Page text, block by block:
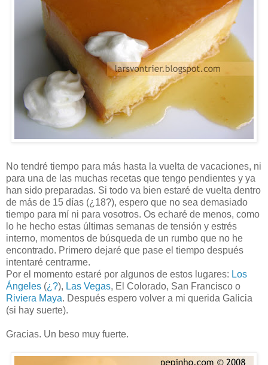
No tendré tiempo para más hasta la vuelta de vacaciones, ni
para una de las muchas recetas que tengo pendientes y ya
han sido preparadas. Si todo va bien estaré de vuelta dentro
de más de 15 días (¿18?), espero que no sea demasiado
tiempo para mí ni para vosotros. Os echaré de menos, como
lo he hecho estas últimas semanas de tensión y estrés
interno, momentos de búsqueda de un rumbo que no he
encontrado. Primero dejaré que pase el tiempo después
intentaré centrarme.
Por el momento estaré por algunos de estos lugares: Los
Ángeles (¿?), Las Vegas, El Colorado, San Francisco o
Riviera Maya. Después espero volver a mi querida Galicia
(si hay suerte).
Gracias. Un beso muy fuerte.